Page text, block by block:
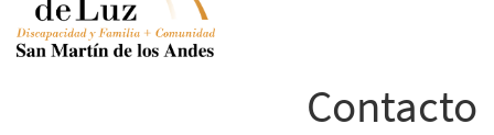
Contacto